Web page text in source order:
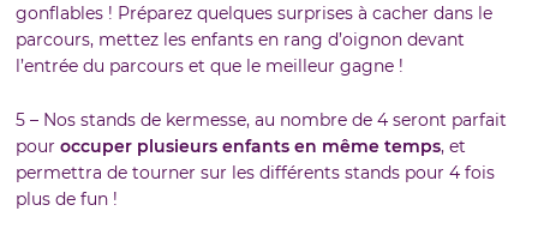
gonflables ! Préparez quelques surprises à cacher dans le
parcours, mettez les enfants en rang d’oignon devant
l’entrée du parcours et que le meilleur gagne !
5 – Nos stands de kermesse, au nombre de 4 seront parfait
pour occuper plusieurs enfants en même temps, et
permettra de tourner sur les différents stands pour 4 fois
plus de fun !